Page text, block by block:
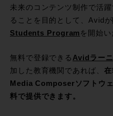
未来のコンテンツ制作で活
ることを目的として、Avidが
Students Program を開始い
無料で登録できる Avidラー
加した教育機関であれば、
Media Composerソフトウ
料で提供できます。